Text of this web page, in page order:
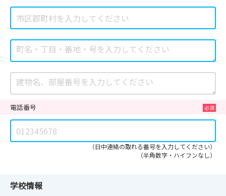
電話番号
（日中連絡の取れる番号を入力してください）
（半角数字・ハイフンなし）
学校情報